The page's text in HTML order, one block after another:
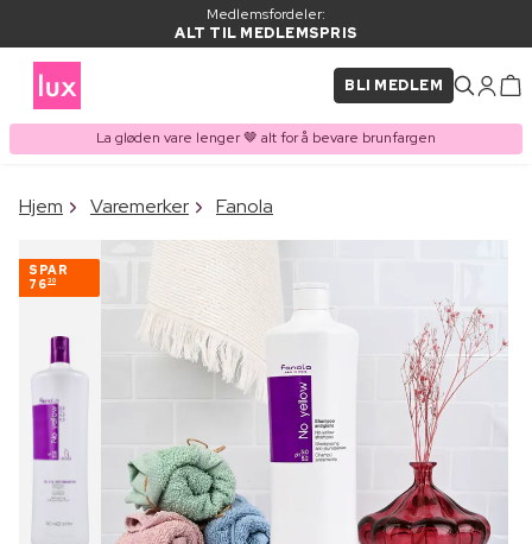
Medlemsfordeler:
ALT TIL MEDLEMSPRIS
BLI MEDLEM
La gløden vare lenger 🤎 alt for å bevare brunfargen
VARE LAGT I
HANDLEKURVEN
Hjem Varemerker Fanola
SPAR
7630